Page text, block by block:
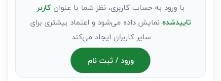
با ورود به حساب کاربری، نظر شما با عنوانکاربر
تاییدشده نمایش داده می‌شود و اعتماد بیشتری برای
سایر کاربران ایجاد می‌کند.
ورود / ثبت نام